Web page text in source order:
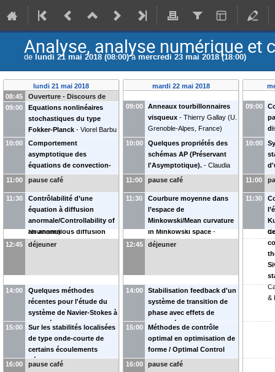
Analyse, analyse numérique
de lundi 21 mai 2018 (08:00)àmercredi 23 mai 2018 (18:00)
lundi 21 mai 2018
08:45
Ouverture - Discours de
bienvenue
09:00
Equations nonlinéaires
stochastiques du type
Fokker-Planck - Viorel Barbu
(Académie Roumaine, Iași,
Roumanie)
10:00
Comportement
asymptotique des
équations de convection-
diffusion fractionnaires /
fractional diffusion-
convection equations
Ignat (IMAR, Bucarest,
Roumanie)
11:00 pause café
11:30
Contrôlabilité d’une
équation à diffusion
anormale/Controllability of
an anomalous diffusion
equation
12:45 déjeuner
14:00
Quelques méthodes
récentes pour l'étude du
système de Navier-Stokes à
densité discontinue /
Recent approaches for the
study of the Navier-Stokes
equations with
discontinuous density
15:00
Sur les stabilités localisées
de type onde-courte de
certains écoulements
géophysiques / On the
16:00 pause café
mardi 22 mai 2018
09:00
Anneaux tourbillonnaires
visqueux - Thierry Gallay (U.
Grenoble-Alpes, France)
10:00
Quelques propriétés des
schémas AP (Préservant
l'Asymptotique). - Claudia
Negulescu (U. Paul Sabatier,
11:00 pause café
11:30
Courbure moyenne dans
l’espace de
Minkowski/Mean curvature
in Minkowski space -
Cristian Bereanu
12:45 déjeuner
14:00
Stabilisation feedback d'un
système de transition de
phase avec effets de
viscosité
Gabriela
Marinoschi
ISMMA,
Bucarest, Roumanie
15:00
Méthodes de contrôle
optimal en optimisation de
forme / Optimal Control
Methods in shape
16:00 pause café
09:00
10:00
11:00
11:30
&